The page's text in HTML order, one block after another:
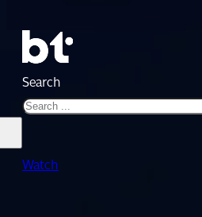
Search
Watch